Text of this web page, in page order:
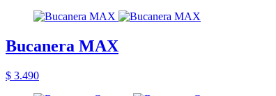
Bucanera MAX
$ 3.490